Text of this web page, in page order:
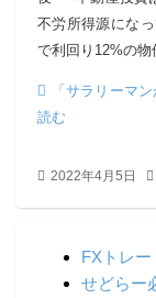
不労所得源にな
で利回り12%の
「サラリーマ
読む
2022年4月5日
FXトレー
せどらー